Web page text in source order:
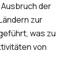
der
zur
was zu
von